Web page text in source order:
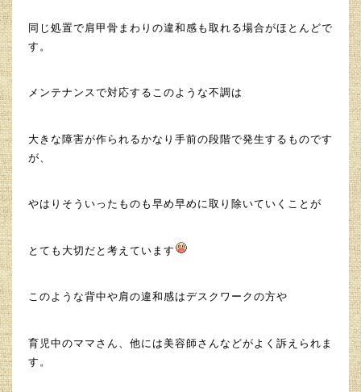
同じ処置で肩甲骨まわりの違和感も取れる場合がほとんどで
す。
メンテナンスで対応するこのような不調は
大きな障害が作られるかなり手前の段階で発生するものです
が、
やはりそういったものも早め早めに取り除いていくことが
とても大切だと考えています
このような背中や肩の違和感はデスクワークの方や
育児中のママさん、他には美容師さんなどがよく訴えられま
す。